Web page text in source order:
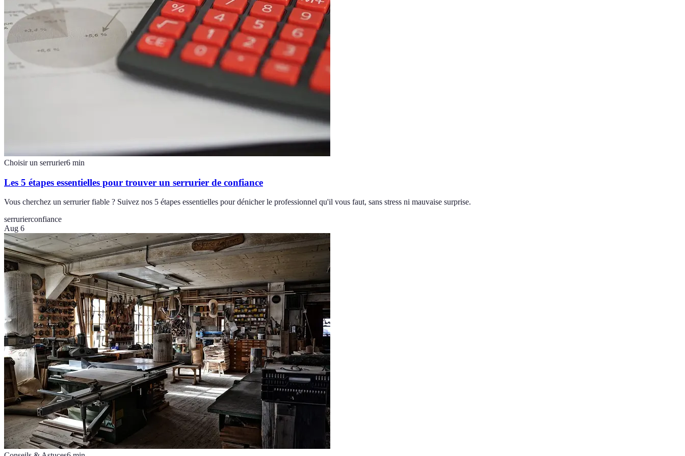
Choisir un serrurier6 min
Les 5 étapes essentielles pour trouver un serrurier de confiance
Vous cherchez un serrurier fiable ? Suivez nos 5 étapes essentielles pour dénicher le professionnel qu'il vous faut, sans stress ni mauvaise surprise.
serrurierconfiance
Aug 6